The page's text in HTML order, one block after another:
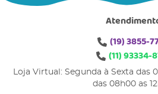
(19)3855-
(11)93334-
Loja Virtual: Segunda à Sexta das
das 08h00 as